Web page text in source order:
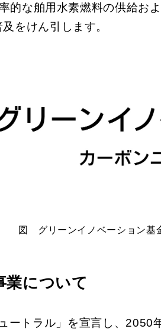
的な舶用水素燃料の供給お
をけん引します。
図 グリーンイノベーション基
業について
ートラル」を宣言し、